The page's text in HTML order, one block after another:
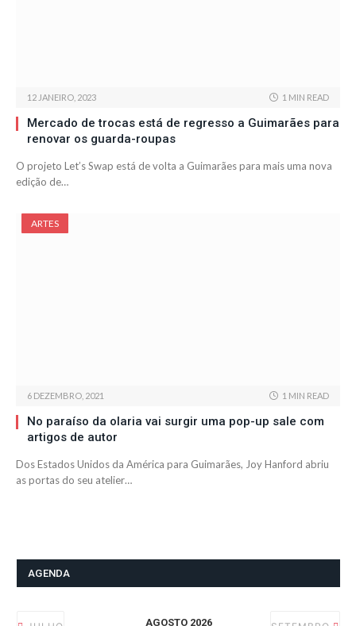
12 JANEIRO, 2023 1 MIN READ
Mercado de trocas está de regresso a Guimarães para
renovar os guarda-roupas
O projeto Let’s Swap está de volta a Guimarães para mais uma nova
edição de…
ARTES
6 DEZEMBRO, 2021 1 MIN READ
No paraíso da olaria vai surgir uma pop-up sale com
artigos de autor
Dos Estados Unidos da América para Guimarães, Joy Hanford abriu
as portas do seu atelier…
AGENDA
AGOSTO 2026